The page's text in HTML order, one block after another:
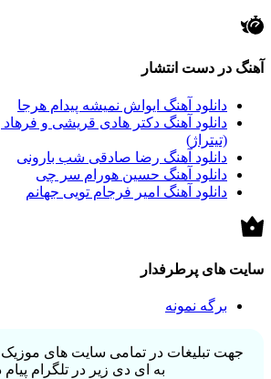
آهنگ در دست انتشار
دانلود آهنگ ایواش نمیشه پیدام هرجا
دانلود آهنگ دکتر هادی قریشی و فرهاد
(تیتراژ)
دانلود آهنگ رضا صادقی شب بارونی
دانلود آهنگ حسین هورام سر چی
دانلود آهنگ امیر فرجام تویی جهانم
سایت های پرطرفدار
برگه نمونه
جهت تبلیغات در تمامی سایت های
به ای دی زیر در تلگرام پیام